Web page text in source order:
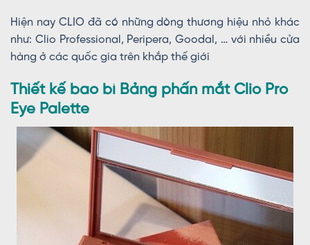
Hiện nay CLIO đã có những dòng thương hiệu nhỏ khác
như: Clio Professional, Peripera, Goodal, … với nhiều cửa
hàng ở các quốc gia trên khắp thế giới
Thiết kế bao bì Bảng phấn mắt Clio Pro
Eye Palette